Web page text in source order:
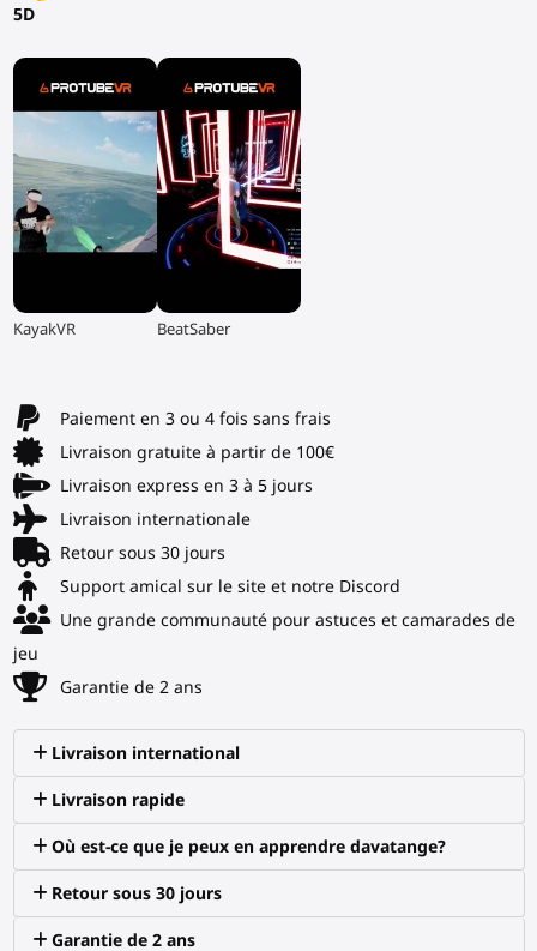
5D
▶
KayakVR ▶
BeatSaber
Paiement en 3 ou 4 fois sans frais
Livraison gratuite à partir de 100€
Livraison express en 3 à 5 jours
Livraison internationale
Retour sous 30 jours
Support amical sur le site et notre Discord
Une grande communauté pour astuces et camarades de
jeu
Garantie de 2 ans
Livraison international
Livraison rapide
Où est-ce que je peux en apprendre davatange?
Retour sous 30 jours
Garantie de 2 ans